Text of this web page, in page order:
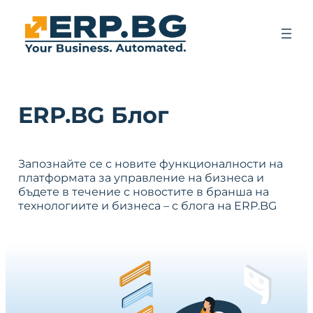
ERP.BG Блог
Запознайте се с новите функционалности на
платформата за управление на бизнеса и
бъдете в течение с новостите в бранша на
технологиите и бизнеса – с блога на ERP.BG